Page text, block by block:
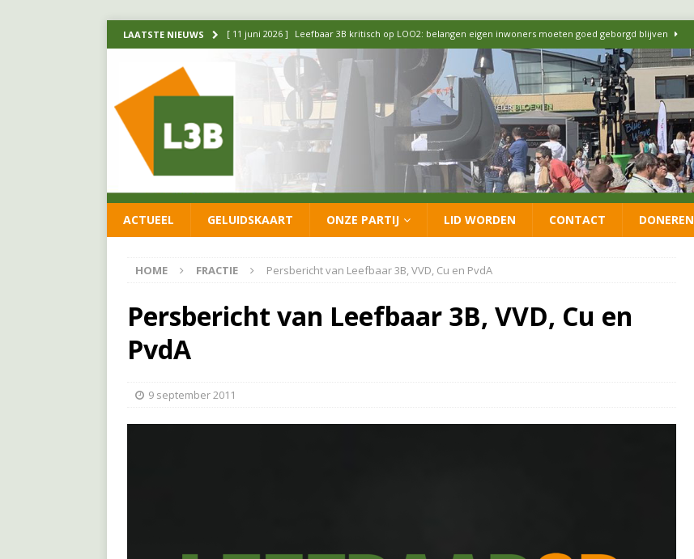
LAATSTE NIEUWS [ 11 juni 2026 ] Leefbaar 3B kritisch op LOO2: belangen eigen inwoners moeten goed geborgd blijven
[ 20 mei 2026 ] Leefbaar 3B ondersteunt oproep van lokale partijen uit heel Nederland: schaf het
luchtalarm niet af! FRACTIE
[ 14 mei 2026 ] Update over de formatie: vacature voor onafhankelijke wethouder Sociaal Domein
[ 26 juni 2026 ] Leefbaar 3B en CDA presenteren coalitieakkoord: ‘Groeien met behoud van karakter’
ACTUEEL GELUIDSKAART ONZE PARTIJ LID WORDEN CONTACT DONEREN
HOME FRACTIE Persbericht van Leefbaar 3B, VVD, Cu en PvdA
Persbericht van Leefbaar 3B, VVD, Cu en
PvdA
9 september 2011